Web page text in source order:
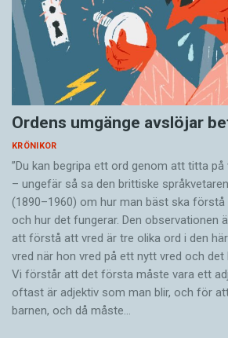
Ordens umgänge avslöjar
KRÖNIKOR
”Du kan begripa ett ord genom att titta på
– ungefär så sa den brittiske
(1890–1960) om hur man bäst ska
och hur det fungerar. Den ­observationen
att förstå att vred är tre olika ord i den
vred när hon vred på ett nytt vred och
Vi förstår att det första måste vara ett
oftast är adjektiv som man blir, och för
barnen, och då måste…